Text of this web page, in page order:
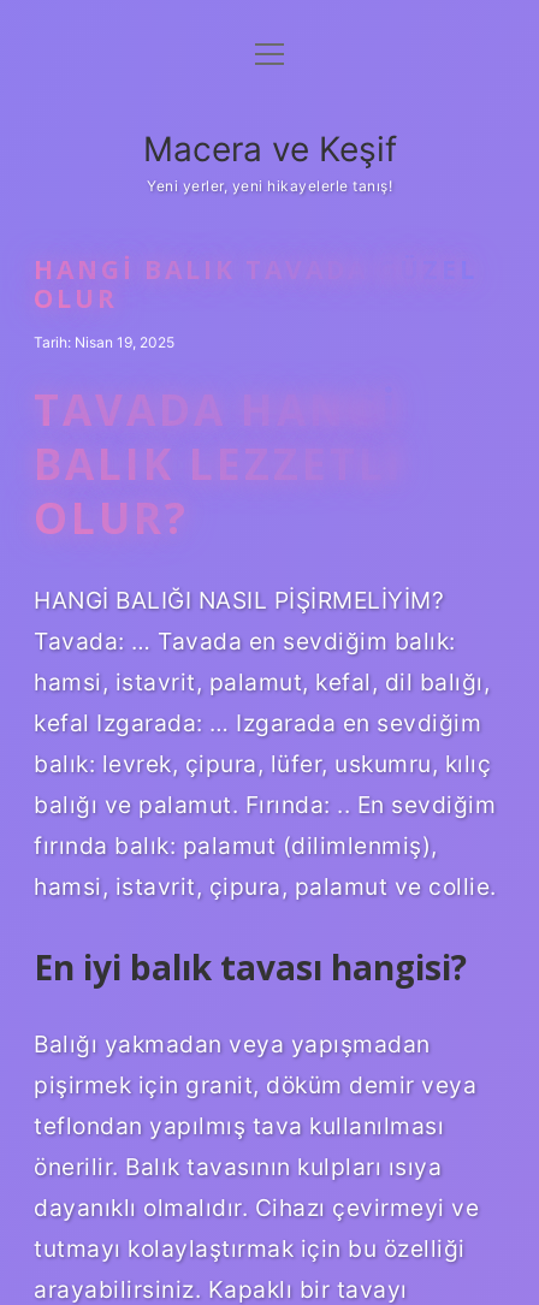
Anasayfa
Yasal Uyarı
menüyü
Macera ve Keşif
Yeni yerler, yeni hikayelerle tanış!
HANGI BALIK TAVADA GÜZEL
OLUR
Tarih: Nisan 19, 2025
TAVADA HANGI
BALIK LEZZETLI
OLUR?
HANGİ BALIĞI NASIL PİŞİRMELİYİM?
Tavada: … Tavada en sevdiğim balık:
hamsi, istavrit, palamut, kefal, dil balığı,
kefal Izgarada: … Izgarada en sevdiğim
balık: levrek, çipura, lüfer, uskumru, kılıç
balığı ve palamut. Fırında: .. En sevdiğim
fırında balık: palamut (dilimlenmiş),
hamsi, istavrit, çipura, palamut ve collie.
En iyi balık tavası hangisi?
Balığı yakmadan veya yapışmadan
pişirmek için granit, döküm demir veya
teflondan yapılmış tava kullanılması
önerilir. Balık tavasının kulpları ısıya
dayanıklı olmalıdır. Cihazı çevirmeyi ve
tutmayı kolaylaştırmak için bu özelliği
arayabilirsiniz. Kapaklı bir tavayı